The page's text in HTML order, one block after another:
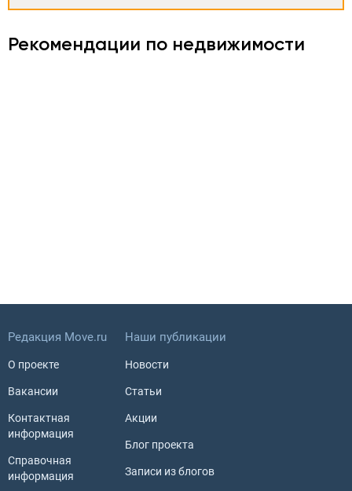
Рекомендации по недвижимости
Редакция Move.ru
О проекте
Вакансии
Контактная
информация
Справочная
информация
Наши публикации
Новости
Статьи
Акции
Блог проекта
Записи из блогов